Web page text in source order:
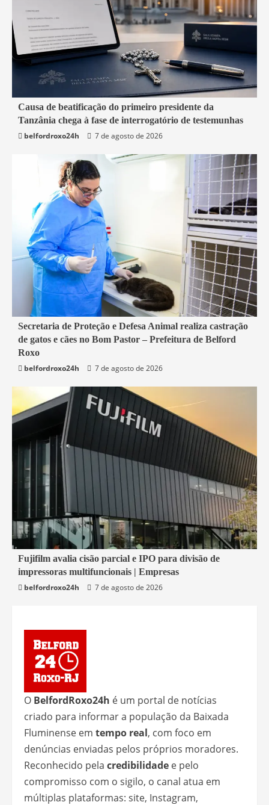
4 min read
Mundo
Causa de beatificação do primeiro presidente da
Tanzânia chega à fase de interrogatório de testemunhas
belfordroxo24h
7 de agosto de 2026
2 min read
Belford Roxo
Secretaria de Proteção e Defesa Animal realiza castração
de gatos e cães no Bom Pastor – Prefeitura de Belford
Roxo
belfordroxo24h
7 de agosto de 2026
2 min read
Economia
Fujifilm avalia cisão parcial e IPO para divisão de
impressoras multifuncionais | Empresas
belfordroxo24h
7 de agosto de 2026
O BelfordRoxo24h é um portal de notícias
criado para informar a população da Baixada
Fluminense em tempo real, com foco em
denúncias enviadas pelos próprios moradores.
Reconhecido pela credibilidade e pelo
compromisso com o sigilo, o canal atua em
múltiplas plataformas: site, Instagram,